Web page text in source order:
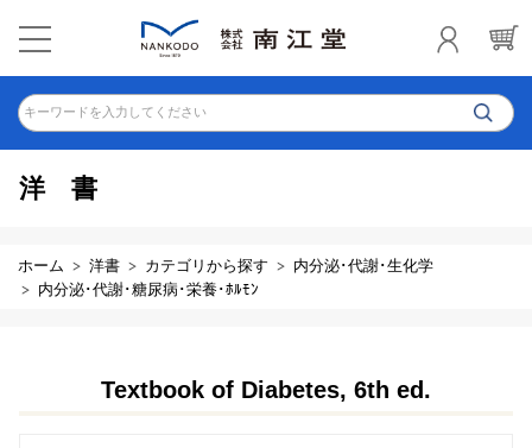
キーワードを入力してください
洋書
ホーム 洋書 カテゴリから探す
内分泌･代謝･生化学
内分泌･代謝･糖尿病･栄養･ﾎﾙﾓﾝ
Textbook of Diabetes, 6th ed.